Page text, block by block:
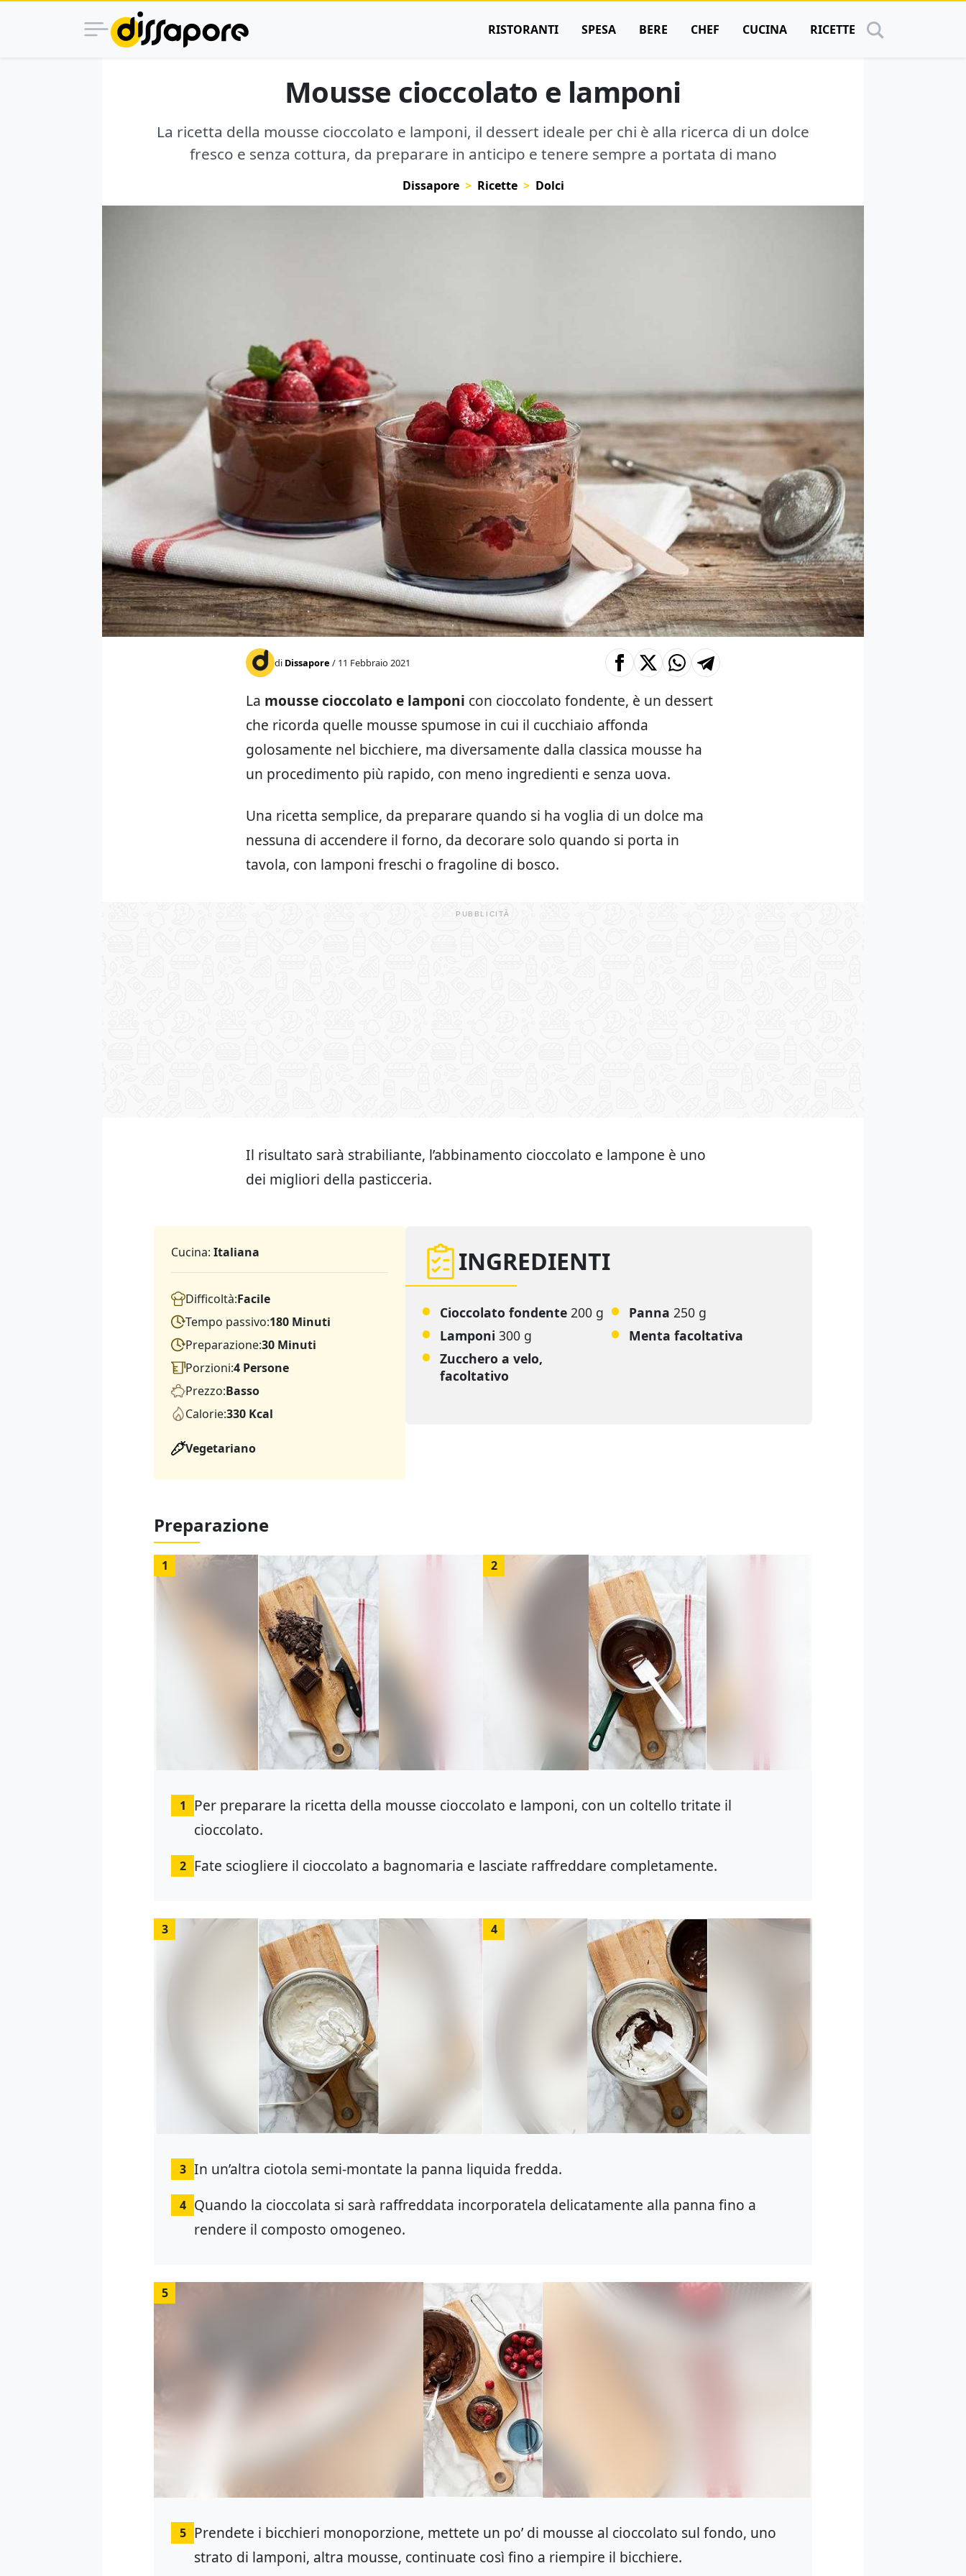
RISTORANTI SPESA BERE CHEF CUCINA RICETTE
Mousse cioccolato e lamponi
La ricetta della mousse cioccolato e lamponi, il dessert ideale per chi è alla ricerca di un dolce
fresco e senza cottura, da preparare in anticipo e tenere sempre a portata di mano
Dissapore Ricette Dolci
di Dissapore / 11 Febbraio 2021
La mousse cioccolato e lamponi con cioccolato fondente, è un dessert
che ricorda quelle mousse spumose in cui il cucchiaio affonda
golosamente nel bicchiere, ma diversamente dalla classica mousse ha
un procedimento più rapido, con meno ingredienti e senza uova.
Una ricetta semplice, da preparare quando si ha voglia di un dolce ma
nessuna di accendere il forno, da decorare solo quando si porta in
tavola, con lamponi freschi o fragoline di bosco.
Il risultato sarà strabiliante, l’abbinamento cioccolato e lampone è uno
dei migliori della pasticceria.
Cucina: Italiana
Difficoltà:Facile
Tempo passivo:180 Minuti
Preparazione:30 Minuti
Porzioni:4 Persone
Prezzo:Basso
Calorie:330 Kcal
Vegetariano
INGREDIENTI
Cioccolato fondente 200 g Panna 250 g
Lamponi 300 g
Menta facoltativa
Zucchero a velo,
facoltativo
Preparazione
1 2
1
Per preparare la ricetta della mousse cioccolato e lamponi, con un coltello tritate il
cioccolato.
2 Fate sciogliere il cioccolato a bagnomaria e lasciate raffreddare completamente.
3 4
3 In un’altra ciotola semi-montate la panna liquida fredda.
4 Quando la cioccolata si sarà raffreddata incorporatela delicatamente alla panna fino a
rendere il composto omogeneo.
5
5 Prendete i bicchieri monoporzione, mettete un po’ di mousse al cioccolato sul fondo, uno
strato di lamponi, altra mousse, continuate così fino a riempire il bicchiere.